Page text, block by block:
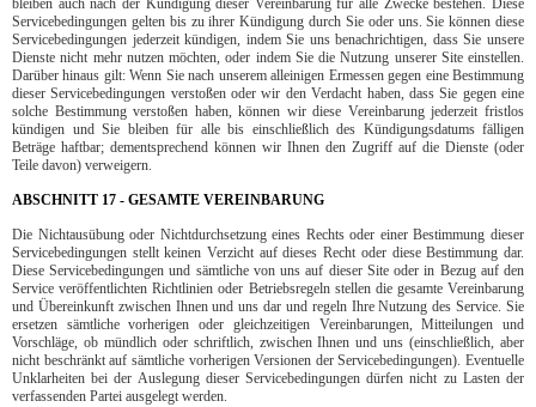
bleiben auch nach der Kündigung dieser Vereinbarung für alle Zwecke bestehen. Diese
Servicebedingungen gelten bis zu ihrer Kündigung durch Sie oder uns. Sie können diese
Servicebedingungen jederzeit kündigen, indem Sie uns benachrichtigen, dass Sie unsere
Dienste nicht mehr nutzen möchten, oder indem Sie die Nutzung unserer Site einstellen.
Darüber hinaus gilt: Wenn Sie nach unserem alleinigen Ermessen gegen eine Bestimmung
dieser Servicebedingungen verstoßen oder wir den Verdacht haben, dass Sie gegen eine
solche Bestimmung verstoßen haben, können wir diese Vereinbarung jederzeit fristlos
kündigen und Sie bleiben für alle bis einschließlich des Kündigungsdatums fälligen
Beträge haftbar; dementsprechend können wir Ihnen den Zugriff auf die Dienste (oder
Teile davon) verweigern.
ABSCHNITT 17 - GESAMTE VEREINBARUNG
Die Nichtausübung oder Nichtdurchsetzung eines Rechts oder einer Bestimmung dieser
Servicebedingungen stellt keinen Verzicht auf dieses Recht oder diese Bestimmung dar.
Diese Servicebedingungen und sämtliche von uns auf dieser Site oder in Bezug auf den
Service veröffentlichten Richtlinien oder Betriebsregeln stellen die gesamte Vereinbarung
und Übereinkunft zwischen Ihnen und uns dar und regeln Ihre Nutzung des Service. Sie
ersetzen sämtliche vorherigen oder gleichzeitigen Vereinbarungen, Mitteilungen und
Vorschläge, ob mündlich oder schriftlich, zwischen Ihnen und uns (einschließlich, aber
nicht beschränkt auf sämtliche vorherigen Versionen der Servicebedingungen). Eventuelle
Unklarheiten bei der Auslegung dieser Servicebedingungen dürfen nicht zu Lasten der
verfassenden Partei ausgelegt werden.